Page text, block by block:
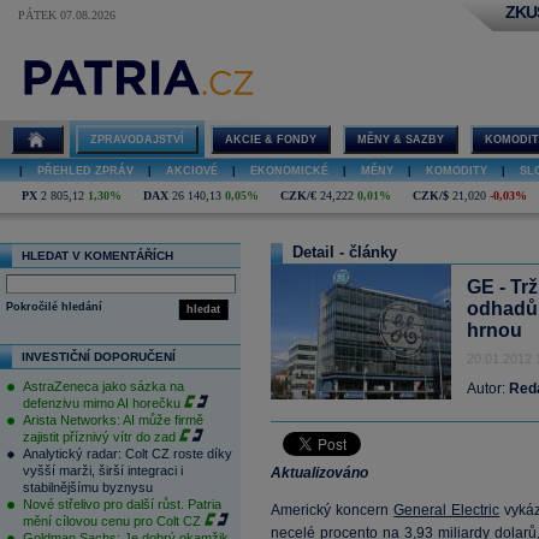
PÁTEK 07.08.2026
ZPRAVODAJSTVÍ AKCIE & FONDY MĚNY & SAZBY
PŘEHLED ZPRÁV AKCIOVÉ EKONOMICKÉ MĚNY KOMODITY
PX 2 805,12 1,30% DAX 26 140,13 0,05% CZK/€ 24,222 0,01% CZK/$ 21,020 -0,03%
HLEDAT V KOMENTÁŘÍCH
hledat
Pokročilé hledání
INVESTIČNÍ DOPORUČENÍ
AstraZeneca jako sázka na
defenzivu mimo AI horečku
Arista Networks: AI může firmě
zajistit příznivý vítr do zad
Analytický radar: Colt CZ roste díky
vyšší marži, širší integraci i
stabilnějšímu byznysu
Nové střelivo pro další růst. Patria
mění cílovou cenu pro Colt CZ
Detail - články
GE -
hrnou
20.01.2012
Autor:
Aktualizováno
Americký koncernGeneral Electric
necelé procento na 3,93 miliardy